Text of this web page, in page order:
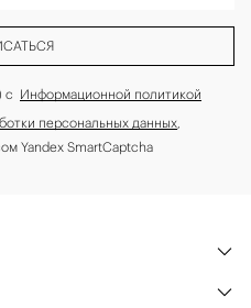
с Информационной политикой
персональных данных,
Yandex SmartCaptcha